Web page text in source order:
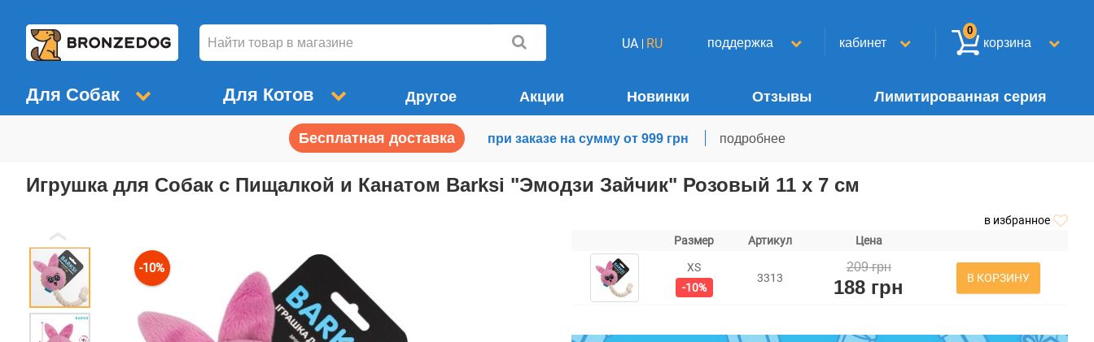
UA RU поддержка кабинет корзина
0
Для Собак Для Котов Другое Акции Новинки Отзывы Лимитированная серия
Бесплатная доставка при заказе на сумму от 999 грн подробнее
Игрушка для Собак с Пищалкой и Канатом Barksi "Эмодзи Зайчик" Розовый 11 х 7 см
в избранное
-10%
Размер Артикул Цена
XS
-10%
3313
209 грн
188 грн В КОРЗИНУ